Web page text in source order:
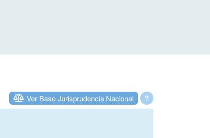
?
Ver Base Jurisprudencia Nacional